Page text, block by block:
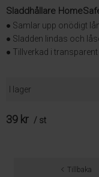
Sladdhållare
● Samlar upp onödigt
● Sladden lindas och
● Tillverkad i
I lager
39 kr / st
Tillbaka